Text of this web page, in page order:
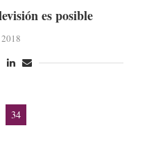
es posible
34